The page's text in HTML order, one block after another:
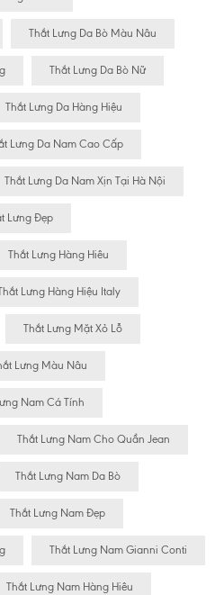
Thắt Lưng Da Bò Màu Nâu
Thắt Lưng Da Bò Nữ
Thắt Lưng Da Hàng Hiệu
Lưng Da Nam Cao Cấp
Thắt Lưng Da Nam Xịn Tại Hà Nội
Lưng Đẹp
Thắt Lưng Hàng Hiêu
Lưng Hàng Hiệu Italy
Thắt Lưng Mặt Xỏ Lỗ
Lưng Màu Nâu
Nam Cá Tính
Thắt Lưng Nam Cho Quần Jean
Thắt Lưng Nam Da Bò
Thắt Lưng Nam Đẹp
Thắt Lưng Nam Gianni Conti
Thắt Lưng Nam Hàng Hiêu